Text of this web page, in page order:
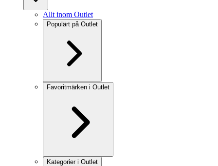
Allt inom Outlet
Populärt på Outlet
Favoritmärken i Outlet
Kategorier i Outlet